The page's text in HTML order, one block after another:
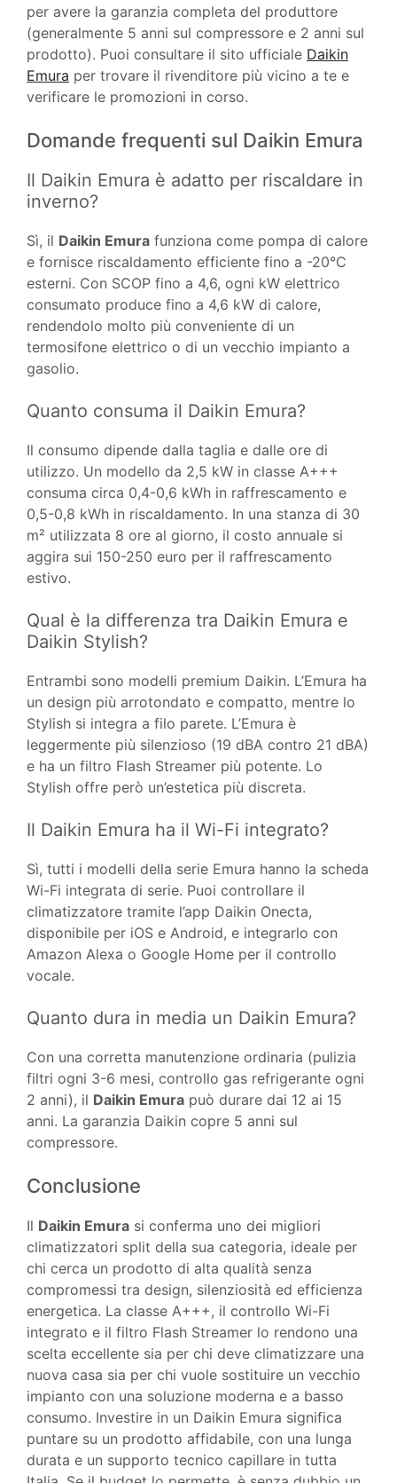
per avere la garanzia completa del produttore
(generalmente 5 anni sul compressore e 2 anni sul
prodotto). Puoi consultare il sito ufficiale Daikin
Emura per trovare il rivenditore più vicino a te e
verificare le promozioni in corso.
Domande frequenti sul Daikin Emura
Il Daikin Emura è adatto per riscaldare in
inverno?
Sì, il Daikin Emura funziona come pompa di calore
e fornisce riscaldamento efficiente fino a -20°C
esterni. Con SCOP fino a 4,6, ogni kW elettrico
consumato produce fino a 4,6 kW di calore,
rendendolo molto più conveniente di un
termosifone elettrico o di un vecchio impianto a
gasolio.
Quanto consuma il Daikin Emura?
Il consumo dipende dalla taglia e dalle ore di
utilizzo. Un modello da 2,5 kW in classe A+++
consuma circa 0,4-0,6 kWh in raffrescamento e
0,5-0,8 kWh in riscaldamento. In una stanza di 30
m² utilizzata 8 ore al giorno, il costo annuale si
aggira sui 150-250 euro per il raffrescamento
estivo.
Qual è la differenza tra Daikin Emura e
Daikin Stylish?
Entrambi sono modelli premium Daikin. L’Emura ha
un design più arrotondato e compatto, mentre lo
Stylish si integra a filo parete. L’Emura è
leggermente più silenzioso (19 dBA contro 21 dBA)
e ha un filtro Flash Streamer più potente. Lo
Stylish offre però un’estetica più discreta.
Il Daikin Emura ha il Wi-Fi integrato?
Sì, tutti i modelli della serie Emura hanno la scheda
Wi-Fi integrata di serie. Puoi controllare il
climatizzatore tramite l’app Daikin Onecta,
disponibile per iOS e Android, e integrarlo con
Amazon Alexa o Google Home per il controllo
vocale.
Quanto dura in media un Daikin Emura?
Con una corretta manutenzione ordinaria (pulizia
filtri ogni 3-6 mesi, controllo gas refrigerante ogni
2 anni), il Daikin Emura può durare dai 12 ai 15
anni. La garanzia Daikin copre 5 anni sul
compressore.
Conclusione
Il Daikin Emura si conferma uno dei migliori
climatizzatori split della sua categoria, ideale per
chi cerca un prodotto di alta qualità senza
compromessi tra design, silenziosità ed efficienza
energetica. La classe A+++, il controllo Wi-Fi
integrato e il filtro Flash Streamer lo rendono una
scelta eccellente sia per chi deve climatizzare una
nuova casa sia per chi vuole sostituire un vecchio
impianto con una soluzione moderna e a basso
consumo. Investire in un Daikin Emura significa
puntare su un prodotto affidabile, con una lunga
durata e un supporto tecnico capillare in tutta